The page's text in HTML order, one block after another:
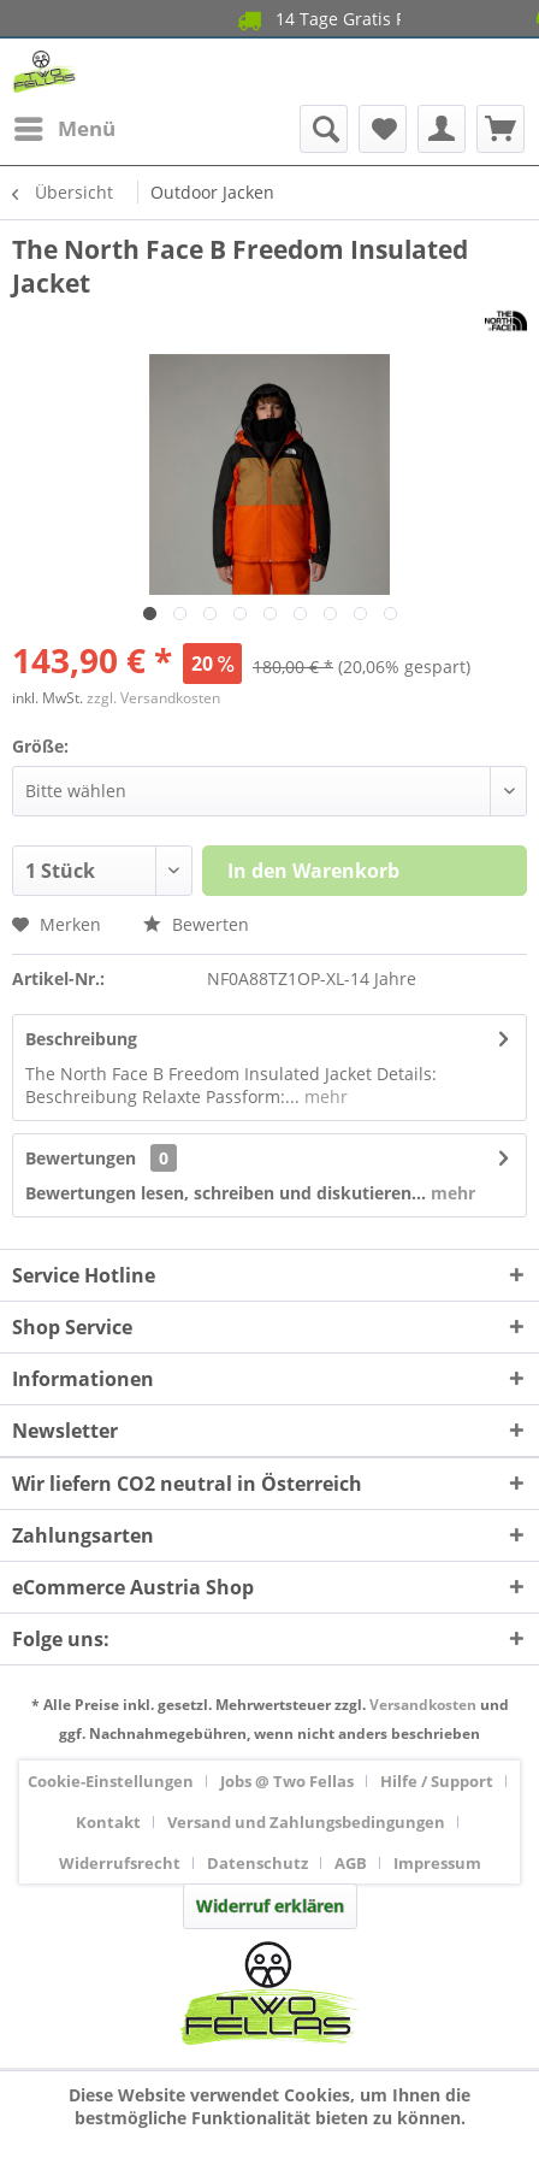
14 Tage Gratis Retoure
Menü
Übersicht Outdoor Jacken
The North Face B Freedom Insulated
Jacket
143,90 € * 20 180,00 € * (20,06% gespart)
inkl. MwSt.zzgl. Versandkosten
Größe:
In den Warenkorb
Merken Bewerten
Artikel-Nr.: NF0A88TZ1OP-XL-14 Jahre
Beschreibung
The North Face B Freedom Insulated Jacket Details:
Beschreibung Relaxte Passform:... mehr
Bewertungen
0
Bewertungen lesen, schreiben und diskutieren... mehr
Service Hotline
Shop Service
Informationen
Newsletter
Wir liefern CO2 neutral in Österreich
Zahlungsarten
eCommerce Austria Shop
Folge uns:
* Alle Preise inkl. gesetzl. Mehrwertsteuer zzgl.Versandkosten und
ggf. Nachnahmegebühren, wenn nicht anders beschrieben
Cookie-Einstellungen Jobs @ Two Fellas
Hilfe / Support
Kontakt
Versand und Zahlungsbedingungen
Widerrufsrecht
Datenschutz AGB Impressum
Widerruf erklären
Diese Website verwendet Cookies, um Ihnen die
bestmögliche Funktionalität bieten zu können.